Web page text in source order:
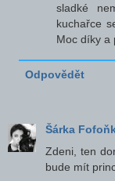
sladké
kuchařce
Moc díky
Odpovědět
Šárka
Zdeni, ten
bude mít